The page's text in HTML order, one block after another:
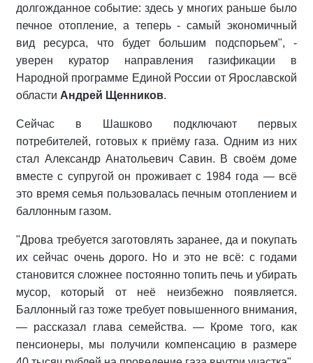
долгожданное событие: здесь у многих раньше было
печное отопление, а теперь - самый экономичный
вид ресурса, что будет большим подспорьем", -
уверен куратор направления газификации в
Народной программе Единой России от Ярославской
области Андрей Щенников.
Сейчас в Шашково подключают первых
потребителей, готовых к приёму газа. Одним из них
стал Александр Анатольевич Савин. В своём доме
вместе с супругой он проживает с 1984 года — всё
это время семья пользовалась печным отоплением и
баллонным газом.
"Дрова требуется заготовлять заранее, да и покупать
их сейчас очень дорого. Но и это не всё: с годами
становится сложнее постоянно топить печь и убирать
мусор, который от неё неизбежно появляется.
Баллонный газ тоже требует повышенного внимания,
— рассказал глава семейства. — Кроме того, как
пенсионеры, мы получили компенсацию в размере